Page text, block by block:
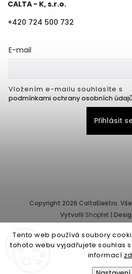
Tento web používá soubory
tohoto webu vyjadřujete souhlas
informací
CALTA - K, s.r.o.
+420 724 500 732
E-mail
Vložením e-mailu souhlasíte s
podmínkami ochrany osobních
Přihlásit
Copyright 2026 CaltaElektro.
Vytvořil Shoptet |
Provozovatel e-shopu: CALTA - K,
10/32, Karlín, 186
Společnost je zapsána v obchodním
soudem v Praze - oddíl